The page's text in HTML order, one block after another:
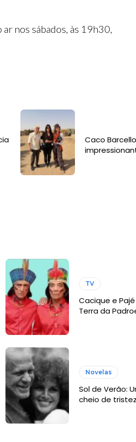
ar nos sábados, às 19h30,
Caco
TV
Cacique e
Terra da
Novelas
Sol de Verão:
cheio de